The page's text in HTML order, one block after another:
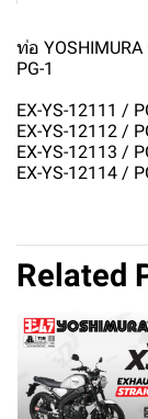
ท่อ YOSHIMURA
PG-1
EX-YS-12111 /
EX-YS-12112 /
EX-YS-12113 /
EX-YS-12114 /
Related